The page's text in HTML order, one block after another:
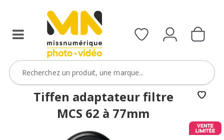
Tiffen adaptateur filtre
MCS 62 à 77mm